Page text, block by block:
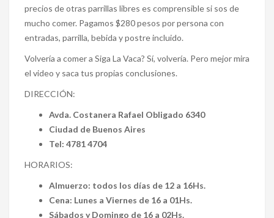
precios de otras parrillas libres es comprensible si sos de
mucho comer. Pagamos $280 pesos por persona con
entradas, parrilla, bebida y postre incluido.
Volvería a comer a Siga La Vaca? Sí, volvería. Pero mejor mira
el video y saca tus propias conclusiones.
DIRECCIÓN:
Avda. Costanera Rafael Obligado 6340
Ciudad de Buenos Aires
Tel: 4781 4704
HORARIOS:
Almuerzo: todos los días de 12 a 16Hs.
Cena: Lunes a Viernes de 16 a 01Hs.
Sábados y Domingo de 16 a 02Hs.